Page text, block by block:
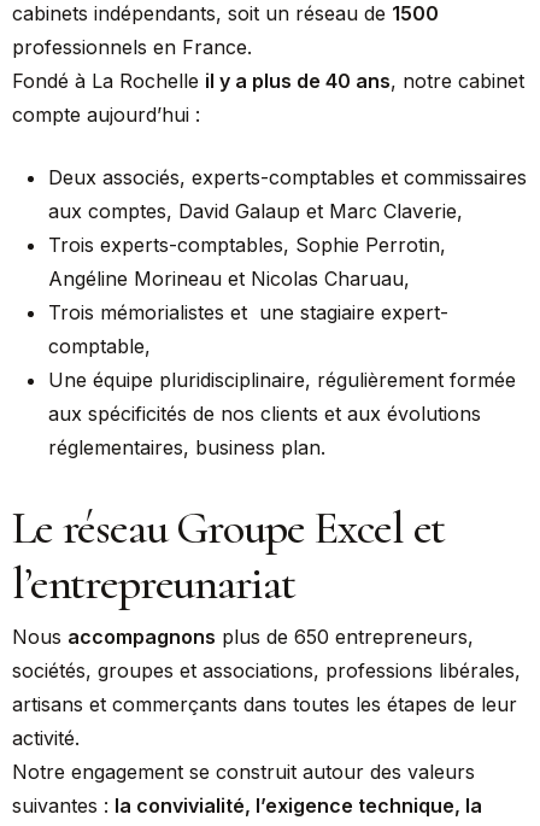
cabinets indépendants, soit un réseau de 1500
professionnels en France.
Fondé à La Rochelle il y a plus de 40 ans, notre cabinet
compte aujourd’hui :
Deux associés, experts-comptables et commissaires
aux comptes, David Galaup et Marc Claverie,
Trois experts-comptables, Sophie Perrotin,
Angéline Morineau et Nicolas Charuau,
Trois mémorialistes et une stagiaire expert-
comptable,
Une équipe pluridisciplinaire, régulièrement formée
aux spécificités de nos clients et aux évolutions
réglementaires, business plan.
Le réseau Groupe Excel et
l’entrepreunariat
Nous accompagnons plus de 650 entrepreneurs,
sociétés, groupes et associations, professions libérales,
artisans et commerçants dans toutes les étapes de leur
activité.
Notre engagement se construit autour des valeurs
suivantes : la convivialité, l’exigence technique, la